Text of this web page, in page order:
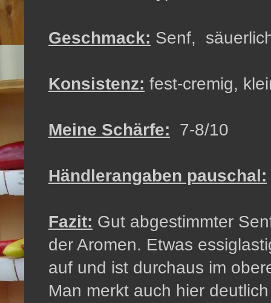
Geschmack: Senf,
Konsistenz: fest-cremig,
Meine Schärfe: 7-8/10
Händlerangaben pauschal:
Fazit: Gut abgestimmter
der Aromen. Etwas
auf und ist durchaus im
Man merkt auch hier